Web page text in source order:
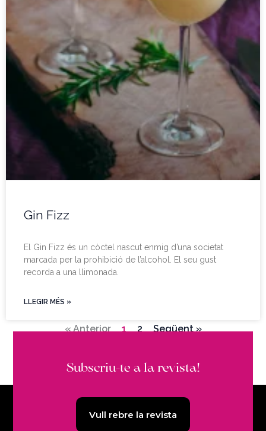
Gin Fizz
El Gin Fizz és un còctel nascut enmig d’una societat
marcada per la prohibició de l’alcohol. El seu gust
recorda a una llimonada.
LLEGIR MÉS »
« Anterior 1 2 Següent »
Subscriu-te a la revista!
Vull rebre la revista